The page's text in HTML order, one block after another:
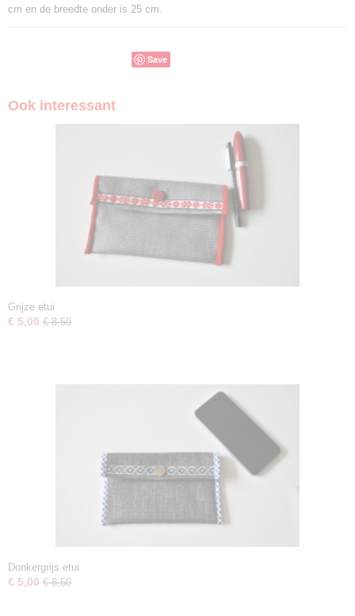
cm en de breedte onder is 25 cm.
Save
Ook interessant
Grijze etui
€ 5,00 € 8,50
Donkergrijs etui
€ 5,00 € 8,50